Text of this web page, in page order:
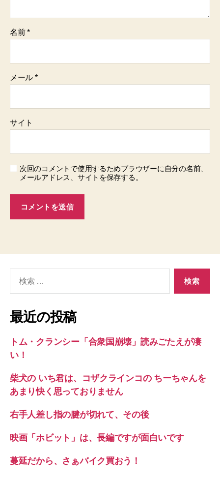
名前*
メール *
サイト
次回のコメントで使用するためブラウザーに自分の名前、
メールアドレス、サイトを保存する。
象:
最近の投稿
トム・クランシー「合衆国崩壊」読みごたえが凄
い！
柴犬の いち君は、コザクラインコの ちーちゃんを
あまり快く思っておりません
右手人差し指の腱が切れて、その後
映画「ホビット」は、長編ですが面白いです
蔓延だから、さぁバイク買おう！